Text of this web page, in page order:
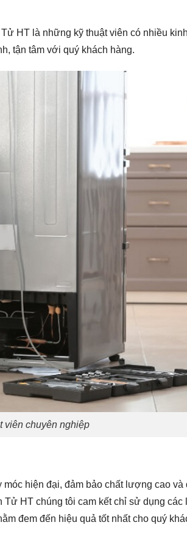
HT là những kỹ thuật viên có nhiều
tận tâm với quý khách hàng.
viên chuyên nghiệp
hiện đại, đảm bảo chất lượng cao và
HT chúng tôi cam kết chỉ sử dụng các
đem đến hiệu quả tốt nhất cho quý